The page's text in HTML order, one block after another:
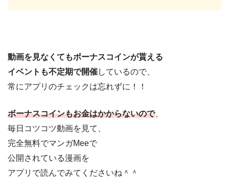
動画を見なくてもボーナスコインが貰える
イベントも不定期で開催しているので、
常にアプリのチェックは忘れずに！！
ボーナスコインもお金はかからないので、
毎日コツコツ動画を見て、
完全無料でマンガMeeで
公開されている漫画を
アプリで読んでみてくださいね＾＾